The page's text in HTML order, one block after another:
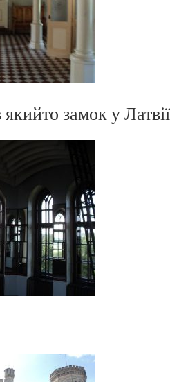
якийто замок у